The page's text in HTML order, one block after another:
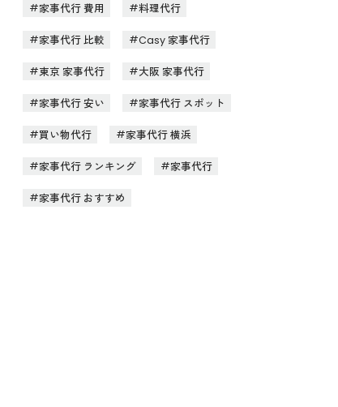
家事代行 費用 料理代行
家事代行 比較 Casy 家事代行
東京 家事代行 大阪 家事代行
家事代行 安い 家事代行 スポット
買い物代行 家事代行 横浜
家事代行 ランキング 家事代行
家事代行 おすすめ